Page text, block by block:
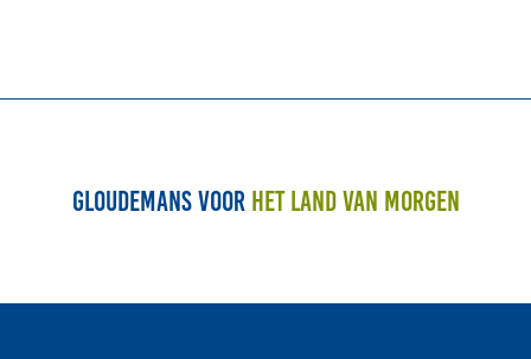
Gloudemans voor het land van morgen